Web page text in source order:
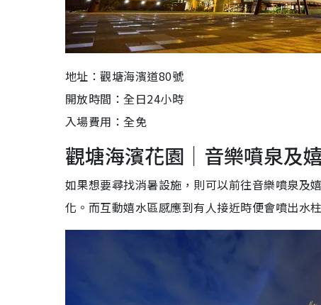
地址：觀塘海濱道80號
開放時間：全日24小時
入場費用：全免
觀塘海濱花園｜音樂噴泉及
如果想要尋找消暑設施，則可以前往音樂噴泉及
化。而互動嬉水區感應到有人接近時便會噴出水